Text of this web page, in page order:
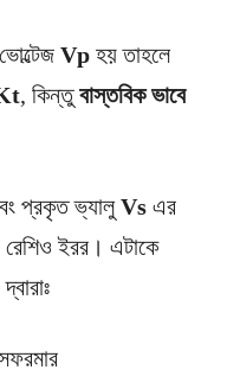
Vp হয় তাহলে
, কিন্তুবাস্তবিক ভাবে
প্রকৃত ভ্যালুVs এর
রেশিও ইরর। এটাকে